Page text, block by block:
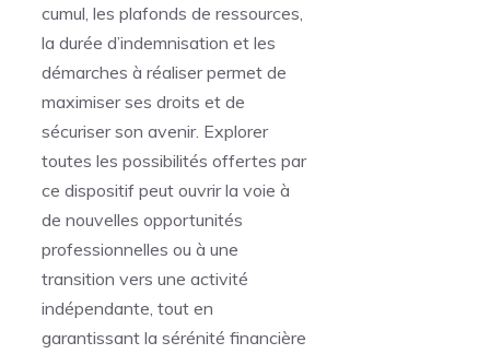
cumul, les plafonds de ressources,
la durée d’indemnisation et les
démarches à réaliser permet de
maximiser ses droits et de
sécuriser son avenir. Explorer
toutes les possibilités offertes par
ce dispositif peut ouvrir la voie à
de nouvelles opportunités
professionnelles ou à une
transition vers une activité
indépendante, tout en
garantissant la sérénité financière